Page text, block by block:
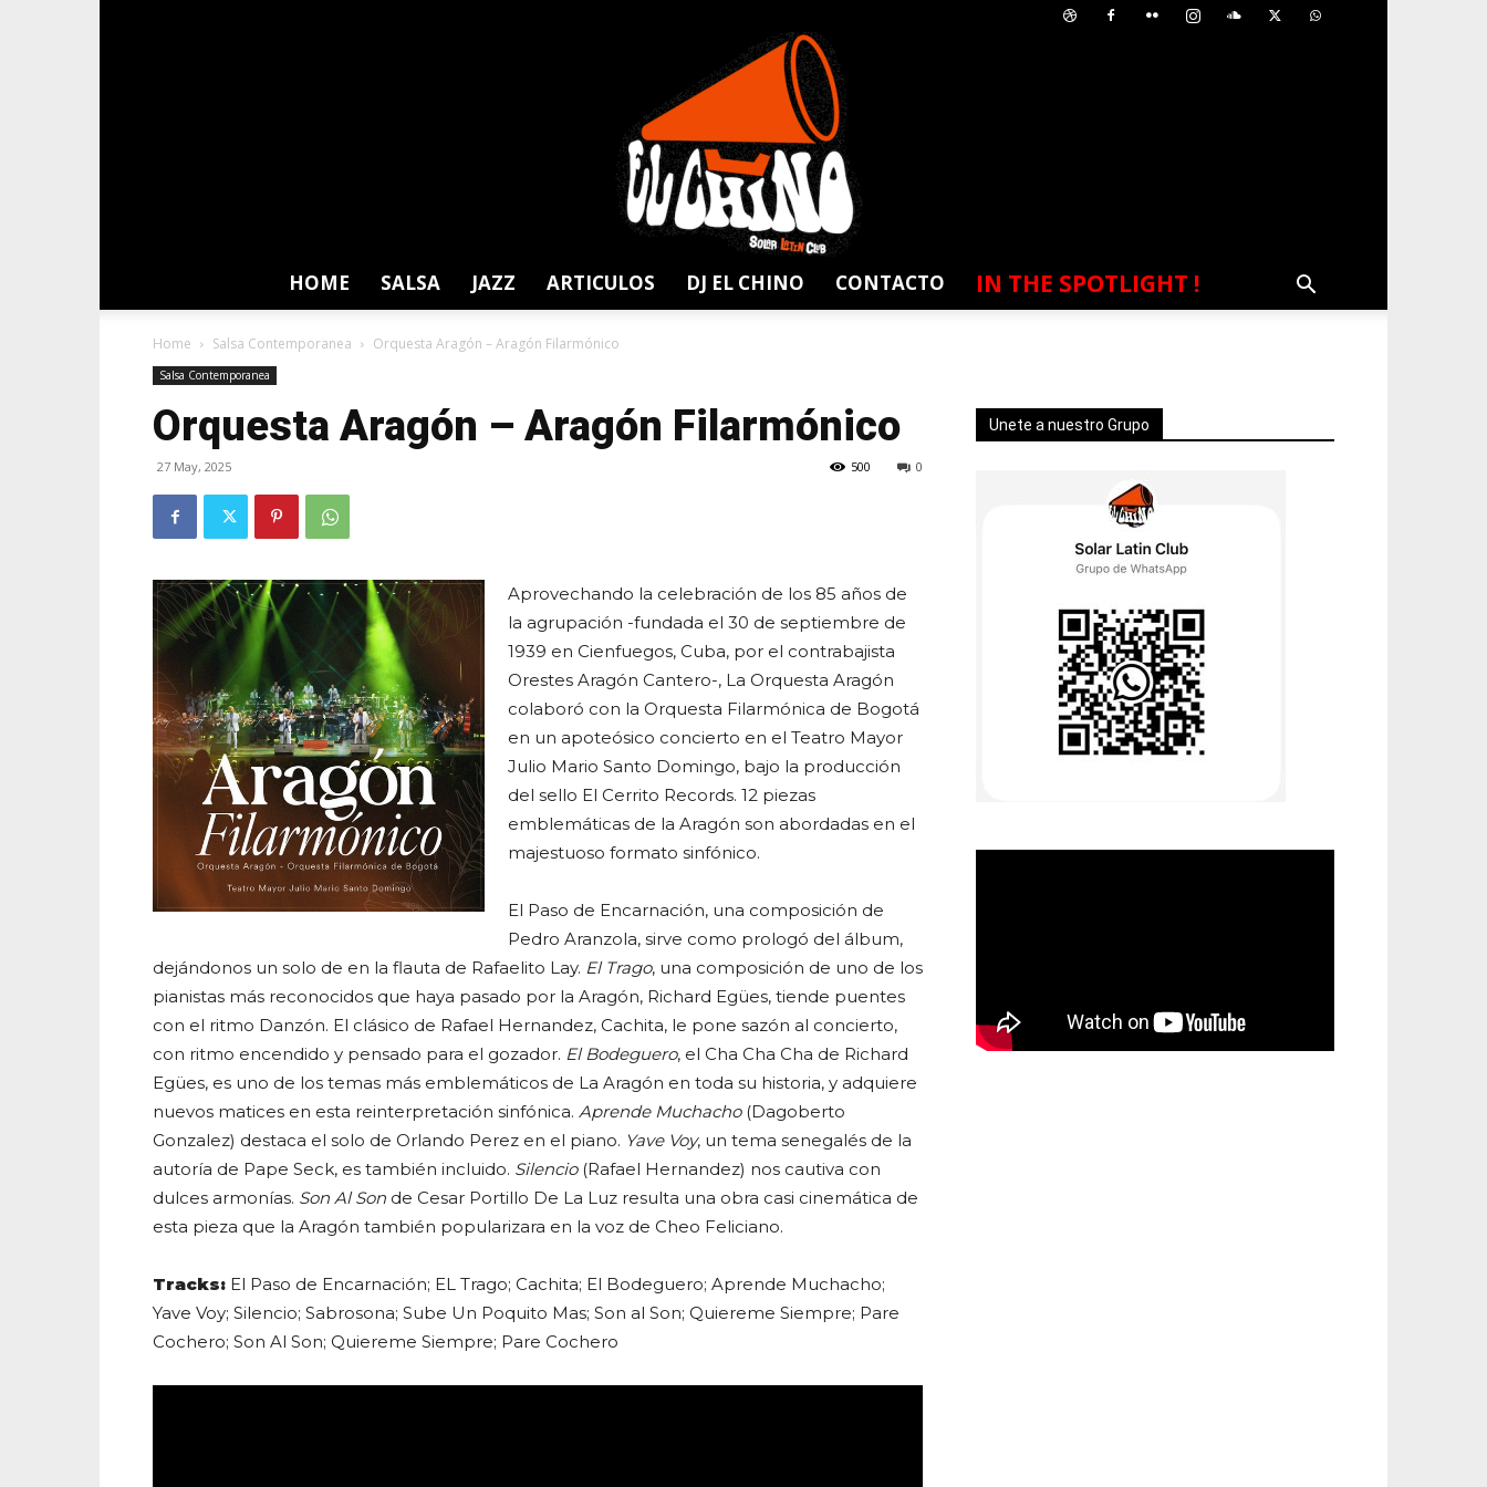
Club
HOME SALSA JAZZ ARTICULOS DJ EL CHINO CONTACTO IN THE SPOTLIGHT !
Home Salsa Contemporanea Orquesta Aragón – Aragón Filarmónico
Salsa Contemporanea
Orquesta Aragón – Aragón Filarmónico
27 May, 2025 0
500
Aprovechando la celebración de los 85 años de
la agrupación -fundada el 30 de septiembre de
1939 en Cienfuegos, Cuba, por el contrabajista
Orestes Aragón Cantero-, La Orquesta Aragón
colaboró con la Orquesta Filarmónica de Bogotá
en un apoteósico concierto en el Teatro Mayor
Julio Mario Santo Domingo, bajo la producción
del sello El Cerrito Records. 12 piezas
emblemáticas de la Aragón son abordadas en el
majestuoso formato sinfónico.
El Paso de Encarnación, una composición de
Pedro Aranzola, sirve como prologó del álbum,
dejándonos un solo de en la flauta de Rafaelito Lay. El Trago, una composición de uno de los
pianistas más reconocidos que haya pasado por la Aragón, Richard Egües, tiende puentes
con el ritmo Danzón. El clásico de Rafael Hernandez, Cachita, le pone sazón al concierto,
con ritmo encendido y pensado para el gozador. El Bodeguero, el Cha Cha Cha de Richard
Egües, es uno de los temas más emblemáticos de La Aragón en toda su historia, y adquiere
nuevos matices en esta reinterpretación sinfónica. Aprende Muchacho(Dagoberto
Gonzalez) destaca el solo de Orlando Perez en el piano. Yave Voy, un tema senegalés de la
autoría de Pape Seck, es también incluido. Silencio(Rafael Hernandez) nos cautiva con
dulces armonías. Son Al Son de Cesar Portillo De La Luz resulta una obra casi cinemática de
esta pieza que la Aragón también popularizara en la voz de Cheo Feliciano.
Tracks: El Paso de Encarnación; EL Trago; Cachita; El Bodeguero; Aprende Muchacho;
Yave Voy; Silencio; Sabrosona; Sube Un Poquito Mas; Son al Son; Quiereme Siempre; Pare
Cochero; Son Al Son; Quiereme Siempre; Pare Cochero
Unete a nuestro Grupo